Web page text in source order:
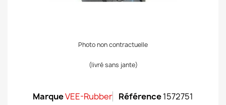
Photo non contractuelle
(livré sans jante)
MarqueVEE-Rubber Référence1572751